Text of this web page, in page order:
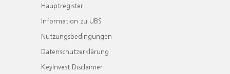
Hauptregister
Information zu UBS
Nutzungsbedingungen
Datenschutzerklärung
KeyInvest Disclaimer